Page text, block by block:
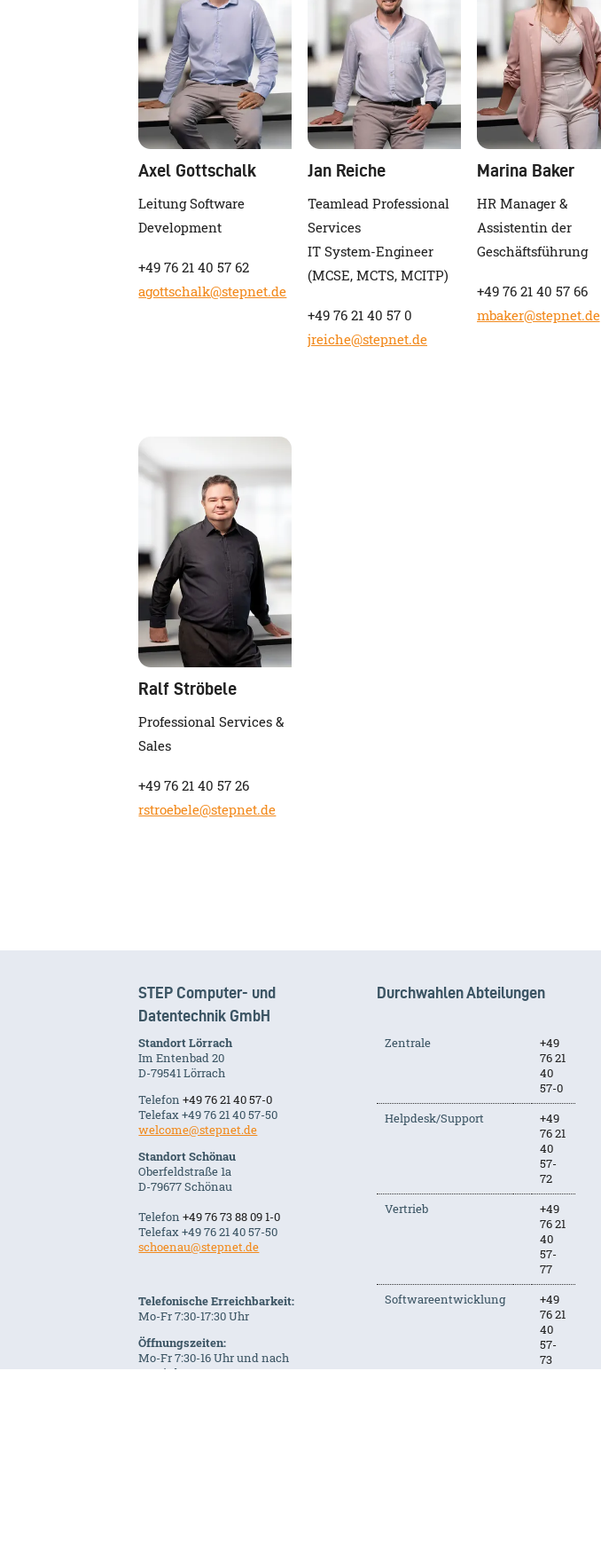
Axel Gottschalk
Leitung Software
Development
+49 76 21 40 57 62
agottschalk@stepnet.de
Jan Reiche
Teamlead Professional
Services
IT System-Engineer
(MCSE, MCTS, MCITP)
+49 76 21 40 57 0
jreiche@stepnet.de
Marina Baker
HR Manager &
Assistentin der
Geschäftsführung
+49 76 21 40 57 66
mbaker@stepnet.de
Ralf Ströbele
Professional Services &
Sales
+49 76 21 40 57 26
rstroebele@stepnet.de
STEP Computer- und
Datentechnik GmbH
Standort Lörrach
Im Entenbad 20
D-79541 Lörrach
Telefon+49 76 21 40 57-0
Telefax +49 76 21 40 57-50
welcome@stepnet.de
Standort Schönau
Oberfeldstraße 1a
D-79677 Schönau
Telefon+49 76 73 88 09 1-0
Telefax +49 76 21 40 57-50
schoenau@stepnet.de
Telefonische Erreichbarkeit:
Mo-Fr 7:30-17:30 Uhr
Öffnungszeiten:
Mo-Fr 7:30-16 Uhr und nach
Vereinbarung
Durchwahlen Abteilungen
Zentrale
+49
76 21
40
57-0
Helpdesk/Support
+49
76 21
40
57-
72
Vertrieb
+49
76 21
40
57-
77
Softwareentwicklung
+49
76 21
40
57-
73